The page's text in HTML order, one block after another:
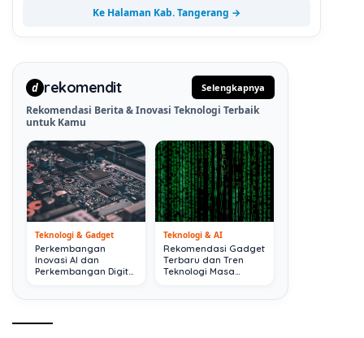
Ke Halaman Kab. Tangerang →
d rekomendit Selengkapnya
Rekomendasi Berita & Inovasi Teknologi Terbaik
untuk Kamu
Teknologi & Gadget
Perkembangan
Inovasi AI dan
Perkembangan Digital
Teknologi & AI
Rekomendasi Gadget
Terbaru dan Tren
Teknologi Masa